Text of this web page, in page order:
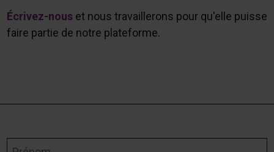
Écrivez-nouset nous travaillerons pour qu'elle puisse
faire partie de notre plateforme.